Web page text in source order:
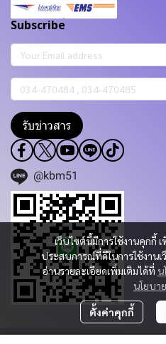
เว็บไซต์นี้มีการใช้งานคุกกี้
ประสบการณ์ที่ดีในการใช้งาน
อ่านรายละเอียดเพิ่มเติมได้ที่ น
นโยบา
ตั้งค่าคุกกี้
Subscribe
รับข่าวสาร
@kbm51
Copyright 2023 | All Rights Reserved |